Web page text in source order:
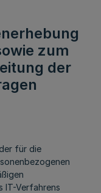
zum
der
für die
IT-Verfahrens